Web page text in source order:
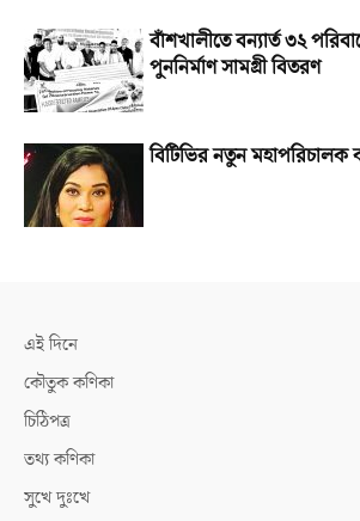
বাঁশখালীতে বন্যার্ত ৩২
পুননির্মাণ সামগ্রী বিতরণ
বিটিভির নতুন মহাপরিচালক
এই দিনে
কৌতুক কণিকা
চিঠিপত্র
তথ্য কণিকা
সুখে দুঃখে